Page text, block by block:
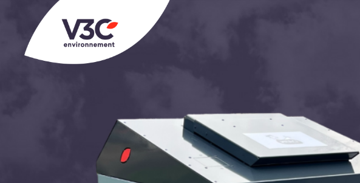
NOS LOCAUX
NOS ACTUALITÉS NOS RÉFÉRENCES